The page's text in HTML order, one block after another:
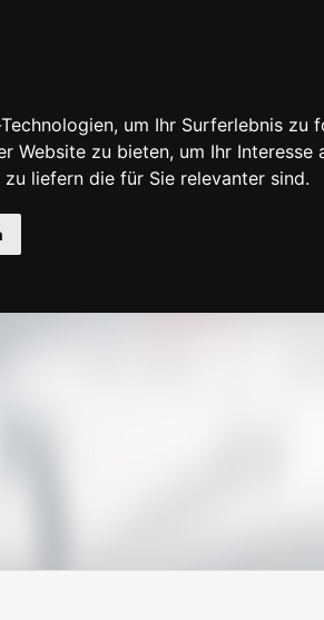
um Ihr Surferlebnis zu
Website zu bieten, um Ihr Interesse
zu liefern die für Sie relevanter sind.